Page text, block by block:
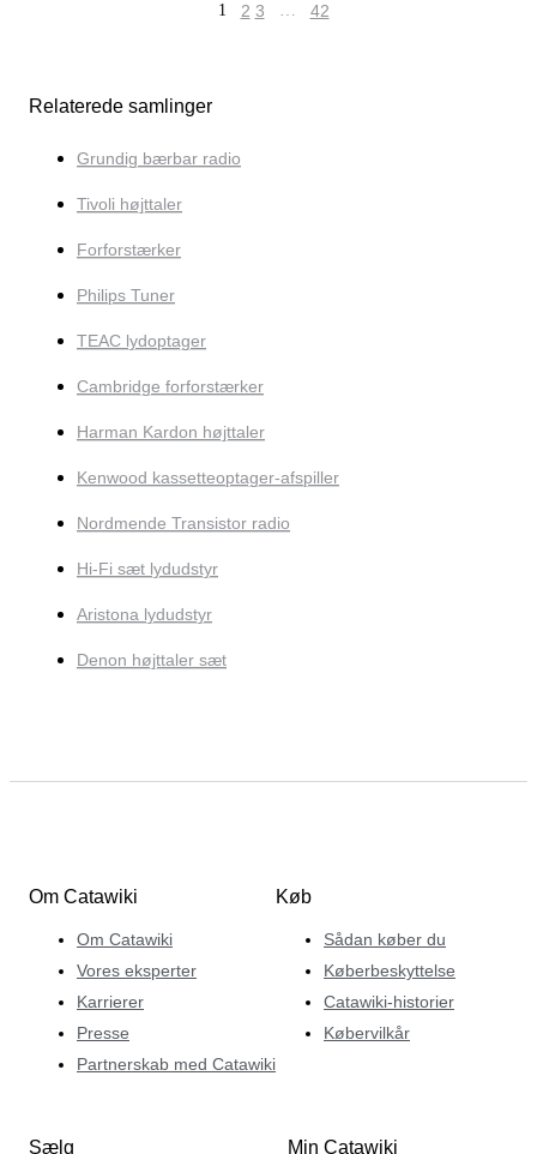
1 2 3 … 42
Relaterede samlinger
Grundig bærbar radio
Tivoli højttaler
Forforstærker
Philips Tuner
TEAC lydoptager
Cambridge forforstærker
Harman Kardon højttaler
Kenwood kassetteoptager-afspiller
Nordmende Transistor radio
Hi-Fi sæt lydudstyr
Aristona lydudstyr
Denon højttaler sæt
Om Catawiki
Om Catawiki
Vores eksperter
Karrierer
Presse
Partnerskab med Catawiki
Køb
Sådan køber du
Køberbeskyttelse
Catawiki-historier
Købervilkår
Sælg Min Catawiki